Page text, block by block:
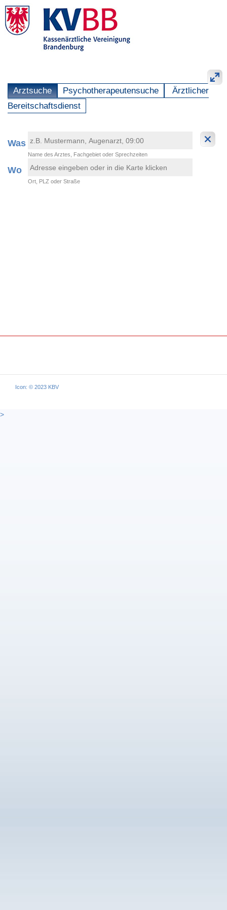
Arztsuche Psychotherapeutensuche
Ärztlicher
Bereitschaftsdienst
Was
Name des Arztes, Fachgebiet oder Sprechzeiten
Wo
Ort, PLZ oder Straße
Icon: © 2023 KBV
>